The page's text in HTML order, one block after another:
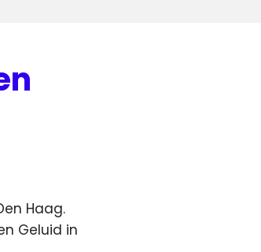
Haag.
Geluid in